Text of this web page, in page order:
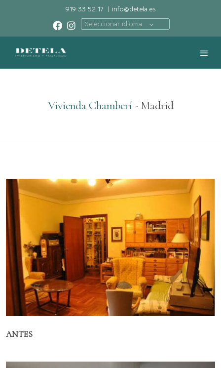
919 33 52 17 | info@detela.es
Seleccionar idioma
Vivienda Chamberí - Madrid
ANTES